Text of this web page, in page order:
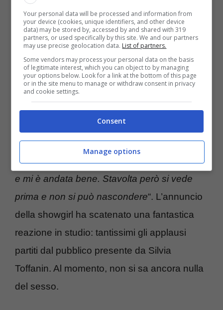
La splendida modella vive al momento a Los
Angeles con suo marito Jay Ellis e la figlia
Nora Grace. Il “pancino” sospetto non è
“Adesso non posso più nasconderlo,
ma sono nuovamente incinta.Con la prima
gravidanza ho tenuto il segreto per otto mesi
e mi è andata bene. Stavolta però si vede
prima e non si può nascondere“. L’annuncio
della showgirl ha scatenato una fantastica
reazione in studio: tantissimi gli applausi
partiti dal pubblico presente da Silvia
Toffanin. Al momento, non si sa ancora nulla
del sesso.
Your personal data will be processed and information from
your device (cookies, unique identifiers, and other device
data) may be stored by, accessed by and shared with 319
partners, or used specifically by this site. We and our partners
may use precise geolocation data. List of partners.
Some vendors may process your personal data on the basis
of legitimate interest, which you can object to by managing
your options below. Look for a link at the bottom of this page
or in the site menu to manage or withdraw consent in privacy
and cookie settings.
Consent
Manage options